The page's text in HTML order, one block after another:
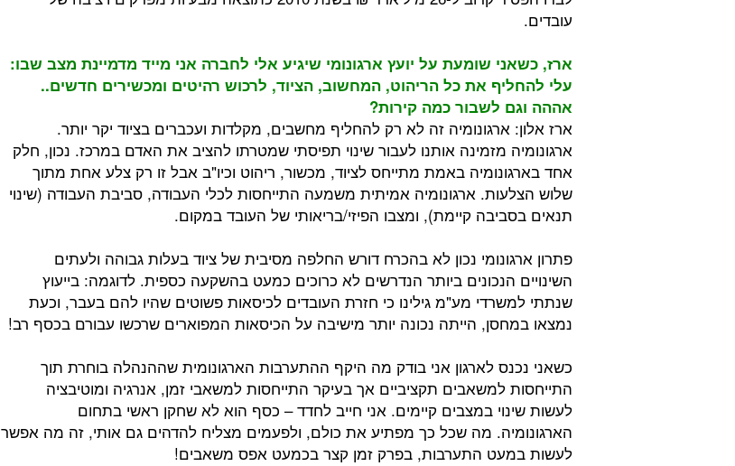
עובדים.
ארז, כשאני שומעת על יועץ ארגונומי שיגיע אלי לחברה אני מייד מדמיינת מצב שבו:
עלי להחליף את כל הריהוט, המחשוב, הציוד, לרכוש רהיטים ומכשירים חדשים..
אההה וגם לשבור כמה קירות?
ארז אלון: ארגונומיה זה לא רק להחליף מחשבים, מקלדות ועכברים בציוד יקר יותר.
ארגונומיה מזמינה אותנו לעבור שינוי תפיסתי שמטרתו להציב את האדם במרכז. נכון, חלק
אחד בארגונומיה באמת מתייחס לציוד, מכשור, ריהוט וכיו"ב אבל זו רק צלע אחת מתוך
שלוש הצלעות. ארגונומיה אמיתית משמעה התייחסות לכלי העבודה, סביבת העבודה (שינוי
תנאים בסביבה קיימת), ומצבו הפיזי/בריאותי של העובד במקום.
פתרון ארגונומי נכון לא בהכרח דורש החלפה מסיבית של ציוד בעלות גבוהה ולעתים
השינויים הנכונים ביותר הנדרשים לא כרוכים כמעט בהשקעה כספית. לדוגמה: בייעוץ
שנתתי למשרדי מע"מ גילינו כי חזרת העובדים לכיסאות פשוטים שהיו להם בעבר, וכעת
נמצאו במחסן, הייתה נכונה יותר מישיבה על הכיסאות המפוארים שרכשו עבורם בכסף רב!
כשאני נכנס לארגון אני בודק מה היקף ההתערבות הארגונומית שההנהלה בוחרת תוך
התייחסות למשאבים תקציביים אך בעיקר התייחסות למשאבי זמן, אנרגיה ומוטיבציה
לעשות שינוי במצבים קיימים. אני חייב לחדד – כסף הוא לא שחקן ראשי בתחום
הארגונומיה. מה שכל כך מפתיע את כולם, ולפעמים מצליח להדהים גם אותי, זה מה אפשר
לעשות במעט התערבות, בפרק זמן קצר בכמעט אפס משאבים!